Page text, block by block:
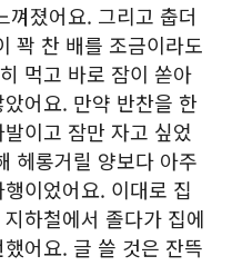
껴졌어요. 그리고 춥더
꽉 찬 배를 조금이라도
먹고 바로 잠이 쏟아
어요. 만약 반찬을 한
이고 잠만 자고 싶었
헤롱거릴 양보다 아주
이었어요. 이대로 집
하철에서 졸다가 집에
어요. 글 쓸 것은 잔뜩